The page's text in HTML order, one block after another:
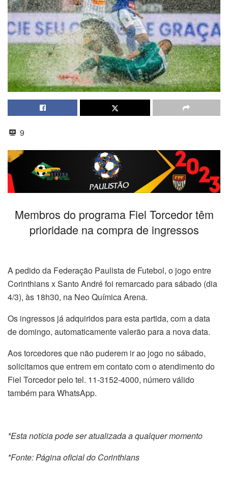
9
Membros do programa Fiel Torcedor têm
prioridade na compra de ingressos
A pedido da Federação Paulista de Futebol, o jogo entre
Corinthians x Santo André foi remarcado para sábado (dia
4/3), às 18h30, na Neo Química Arena.
Os ingressos já adquiridos para esta partida, com a data
de domingo, automaticamente valerão para a nova data.
Aos torcedores que não puderem ir ao jogo no sábado,
solicitamos que entrem em contato com o atendimento do
Fiel Torcedor pelo tel. 11-3152-4000, número válido
também para WhatsApp.
*Esta notícia pode ser atualizada a qualquer momento
*Fonte: Página oficial do Corinthians